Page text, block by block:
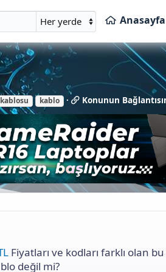
Anasayfa
kablo
K
n
u
n
u
n
B
a
ı
Konunun
Fiyatları ve kodları farklı olan
değil mi?